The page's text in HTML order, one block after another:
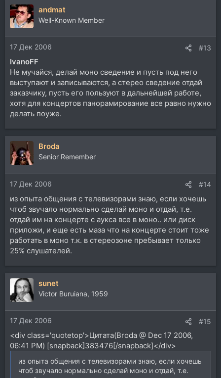
andmat
Well-Known Member
17 Дек 2006 #13
IvanoFF
Не мучайся, делай моно сведение и пусть под него
выступают и записываются, а стерео сведение отдай
заказчику, пусть его пользуют в дальнейшей работе,
хотя для концертов панорамирование все равно нужно
делать поуже.
Broda
Senior Remember
17 Дек 2006 #14
из опыта общения с телевизорами знаю, если хочешь
чтоб звучало нормально сделай моно и отдай, т.е.
отдай им на концерте с аукса все в моно.. или диск
приложи, и еще есть маза что на концерте стоит тоже
работать в моно т.к. в стереозоне пребывает только
25% слушателей.
sunet
Victor Buruiana, 1959
17 Дек 2006 #15
<div class='quotetop'>Цитата(Broda @ Dec 17 2006,
06:41 PM) [snapback]383476[/snapback]</div>
из опыта общения с телевизорами знаю, если хочешь
чтоб звучало нормально сделай моно и отдай, т.е.